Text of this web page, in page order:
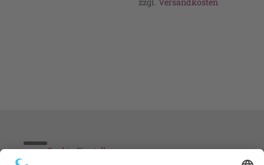
Cookie-Einstellungen